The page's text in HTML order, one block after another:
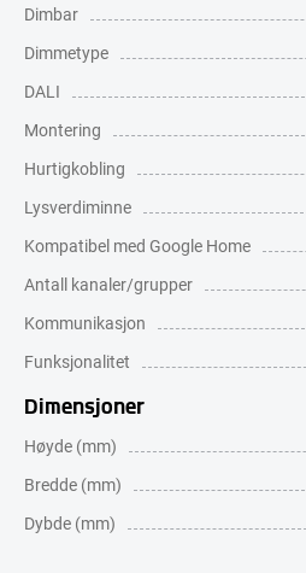
Dimbar
Dimmetype
DALI
Montering
Hurtigkobling
Lysverdiminne
Kompatibel med Google Home
Antall kanaler/grupper
Kommunikasjon
Funksjonalitet
Dimensjoner
Høyde (mm)
Bredde (mm)
Dybde (mm)